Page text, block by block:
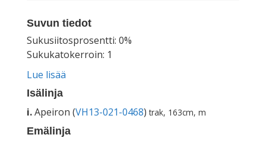
Suvun tiedot
Sukusiitosprosentti: 0%
Sukukatokerroin: 1
Lue lisää
Isälinja
i.Apeiron (VH13-021-0468)trak, 163cm, m
Emälinja